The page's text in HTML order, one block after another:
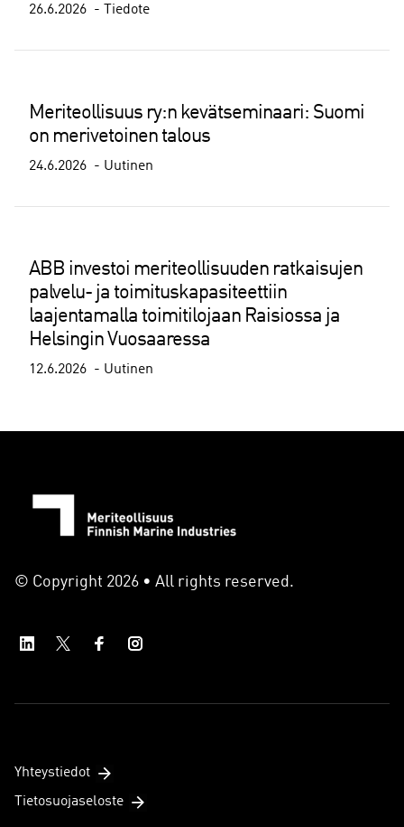
26.6.2026 Tiedote
Meriteollisuus ry:n kevätseminaari: Suomi
on merivetoinen talous
24.6.2026 Uutinen
ABB investoi meriteollisuuden ratkaisujen
palvelu- ja toimituskapasiteettiin
laajentamalla toimitilojaan Raisiossa ja
Helsingin Vuosaaressa
12.6.2026 Uutinen
© Copyright 2026 • All rights reserved.
Yhteystiedot
Tietosuojaseloste